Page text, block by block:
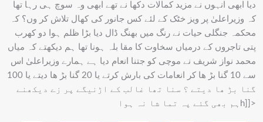
دیا ابھی انہوں نے مزید کمالات دکھا نے تھے ابھی وہ سوچ ہی رہا تھا
کہ وزیراعلیٰ پر ویز خٹک کے لئے کس جانور کی کھال تلاش کر وں؟ کہ
محکمہ جنگلی حیات نے رنگ میں بھنگ ڈال دیا بڑا ظلم ہوا دو کھرب
پتی تاجروں کے درمیاں سخاوت کا مقا بلہ ہونا تھا ہم دیکھتے کہ میاں
محمد نواز شریف نے موچی کو جتنا انعام دیا ہے ہمارے وزیراعلیٰ اس
سے 10 گنا بڑ ھا کر انعامات کی بارش کرتے یا 20 گنا بڑ ھا دیتے یا 100
گنا بڑ ھا دیتے ؟ سنا تھا غالب کے اڑنیگے پر زے دیکھنے
ہم بھی گئے پہ تما شا نہ ہواh]]>